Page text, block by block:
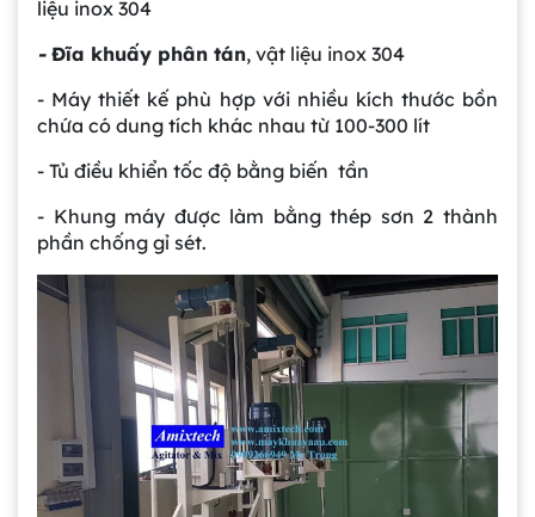
liệu inox 304
- Đĩa khuấy phân tán, vật liệu inox 304
- Máy thiết kế phù hợp với nhiều kích thước bồn
chứa có dung tích khác nhau từ 100-300 lít
- Tủ điều khiển tốc độ bằng biến tần
- Khung máy được làm bằng thép sơn 2 thành
phần chống gỉ sét.